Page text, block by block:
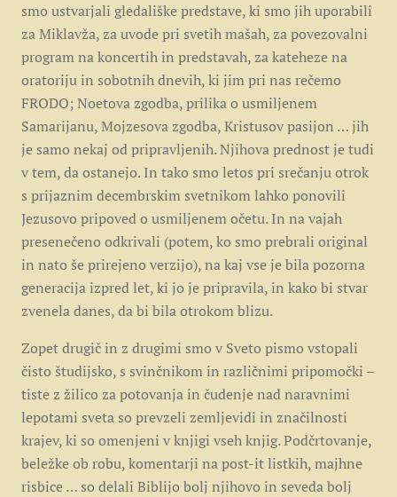
smo ustvarjali gledališke predstave, ki smo jih uporabili
za Miklavža, za uvode pri svetih mašah, za povezovalni
program na koncertih in predstavah, za kateheze na
oratoriju in sobotnih dnevih, ki jim pri nas rečemo
FRODO; Noetova zgodba, prilika o usmiljenem
Samarijanu, Mojzesova zgodba, Kristusov pasijon … jih
je samo nekaj od pripravljenih. Njihova prednost je tudi
v tem, da ostanejo. In tako smo letos pri srečanju otrok
s prijaznim decembrskim svetnikom lahko ponovili
Jezusovo pripoved o usmiljenem očetu. In na vajah
presenečeno odkrivali (potem, ko smo prebrali original
in nato še prirejeno verzijo), na kaj vse je bila pozorna
generacija izpred let, ki jo je pripravila, in kako bi stvar
zvenela danes, da bi bila otrokom blizu.
Zopet drugič in z drugimi smo v Sveto pismo vstopali
čisto študijsko, s svinčnikom in različnimi pripomočki –
tiste z žilico za potovanja in čudenje nad naravnimi
lepotami sveta so prevzeli zemljevidi in značilnosti
krajev, ki so omenjeni v knjigi vseh knjig. Podčrtovanje,
beležke ob robu, komentarji na post-it listkih, majhne
risbice … so delali Biblijo bolj njihovo in seveda bolj